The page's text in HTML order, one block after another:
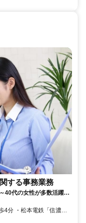
する事務業務
代の女性が多数活躍